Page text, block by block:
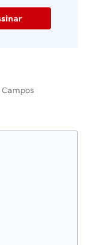
Campos